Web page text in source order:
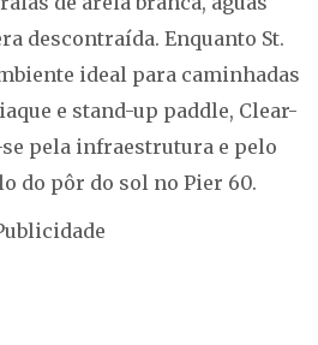
descontraída. Enquanto St.
ideal para caminhadas
e stand-up paddle, Clear-
pela infraestrutura e pelo
do pôr do sol no Pier 60.